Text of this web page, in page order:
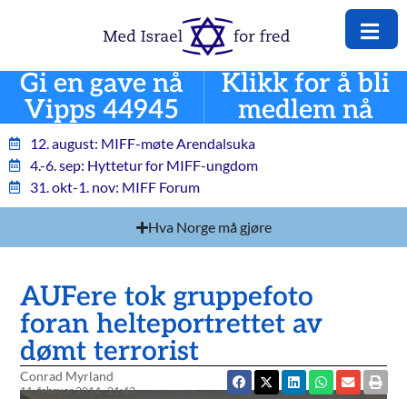
Gi en gave nå
Vipps 44945
Klikk for å bli
medlem nå
12. august: MIFF-møte Arendalsuka
4.-6. sep: Hyttetur for MIFF-ungdom
31. okt-1. nov: MIFF Forum
Hva Norge må gjøre
AUFere tok gruppefoto
foran helteportrettet av
dømt terrorist
Conrad Myrland
11. februar 2014 21:43